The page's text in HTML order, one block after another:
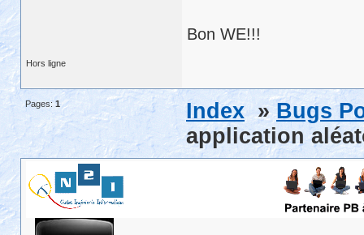
Bon WE!!!
Hors ligne
Pages:1 Index »Bugs
application